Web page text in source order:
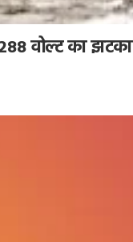
वोल्ट का झटका